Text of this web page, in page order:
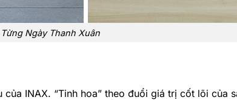
Ngày Thanh Xuân
INAX. “Tinh hoa” theo đuổi giá trị cốt lõi của